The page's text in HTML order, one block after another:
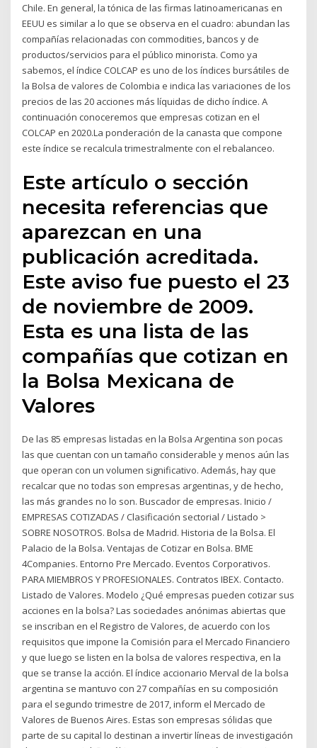
Chile. En general, la tónica de las firmas latinoamericanas en
EEUU es similar a lo que se observa en el cuadro: abundan las
compañías relacionadas con commodities, bancos y de
productos/servicios para el público minorista. Como ya
sabemos, el índice COLCAP es uno de los índices bursátiles de
la Bolsa de valores de Colombia e indica las variaciones de los
precios de las 20 acciones más líquidas de dicho índice. A
continuación conoceremos que empresas cotizan en el
COLCAP en 2020.La ponderación de la canasta que compone
este índice se recalcula trimestralmente con el rebalanceo.
Este artículo o sección
necesita referencias que
aparezcan en una
publicación acreditada.
Este aviso fue puesto el 23
de noviembre de 2009.
Esta es una lista de las
compañías que cotizan en
la Bolsa Mexicana de
Valores
De las 85 empresas listadas en la Bolsa Argentina son pocas
las que cuentan con un tamaño considerable y menos aún las
que operan con un volumen significativo. Además, hay que
recalcar que no todas son empresas argentinas, y de hecho,
las más grandes no lo son. Buscador de empresas. Inicio /
EMPRESAS COTIZADAS / Clasificación sectorial / Listado >
SOBRE NOSOTROS. Bolsa de Madrid. Historia de la Bolsa. El
Palacio de la Bolsa. Ventajas de Cotizar en Bolsa. BME
4Companies. Entorno Pre Mercado. Eventos Corporativos.
PARA MIEMBROS Y PROFESIONALES. Contratos IBEX. Contacto.
Listado de Valores. Modelo ¿Qué empresas pueden cotizar sus
acciones en la bolsa? Las sociedades anónimas abiertas que
se inscriban en el Registro de Valores, de acuerdo con los
requisitos que impone la Comisión para el Mercado Financiero
y que luego se listen en la bolsa de valores respectiva, en la
que se transe la acción. El índice accionario Merval de la bolsa
argentina se mantuvo con 27 compañías en su composición
para el segundo trimestre de 2017, inform el Mercado de
Valores de Buenos Aires. Estas son empresas sólidas que
parte de su capital lo destinan a invertir líneas de investigación